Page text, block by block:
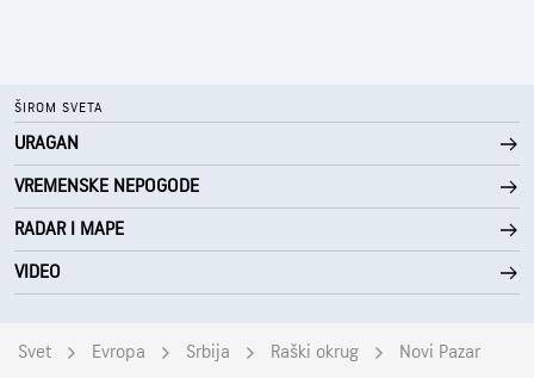
ŠIROM SVETA
URAGAN
VREMENSKE NEPOGODE
RADAR I MAPE
VIDEO
Svet Evropa Srbija Raški okrug Novi Pazar